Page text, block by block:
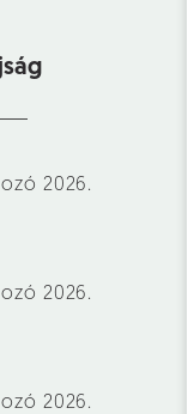
2026.
2026.
2026.